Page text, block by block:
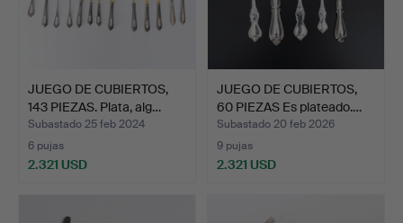
JUEGO DE CUBIERTOS,
143 PIEZAS. Plata, alg…
Subastado 25 feb 2024
6 pujas
2.321 USD
JUEGO DE CUBIERTOS,
60 PIEZAS Es plateado.…
Subastado 20 feb 2026
9 pujas
2.321 USD